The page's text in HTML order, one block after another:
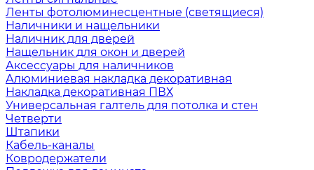
Ленты фотолюминесцентные (светящиеся)
Наличники и нащельники
Наличник для дверей
Нащельник для окон и дверей
Аксессуары для наличников
Алюминиевая накладка декоративная
Накладка декоративная ПВХ
Универсальная галтель для потолка и стен
Четверти
Штапики
Кабель-каналы
Ковродержатели